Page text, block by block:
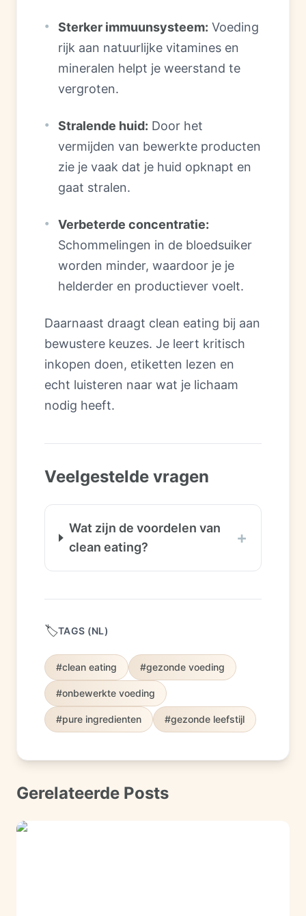
Sterker immuunsysteem: Voeding
rijk aan natuurlijke vitamines en
mineralen helpt je weerstand te
vergroten.
Stralende huid: Door het
vermijden van bewerkte producten
zie je vaak dat je huid opknapt en
gaat stralen.
Verbeterde concentratie:
Schommelingen in de bloedsuiker
worden minder, waardoor je je
helderder en productiever voelt.
Daarnaast draagt clean eating bij aan
bewustere keuzes. Je leert kritisch
inkopen doen, etiketten lezen en
echt luisteren naar wat je lichaam
nodig heeft.
Veelgestelde vragen
Wat zijn de voordelen van
clean eating?
+
🏷️TAGS (NL)
#clean eating #gezonde voeding
#onbewerkte voeding
#pure ingredienten #gezonde leefstijl
Gerelateerde Posts